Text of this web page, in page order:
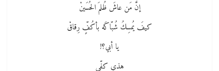
إنَّ مَن عاشَ ظُلمَ الحُسَينْ
كيفَ يُمسِكُ شُبّاكَه بأكُفٍّ رِقاقْ
يا أبي؟!
هذي كفّي